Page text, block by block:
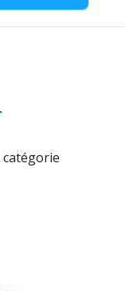
catégorie